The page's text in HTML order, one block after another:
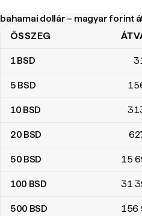
bahamai dollár – magyar forint
bahamai dollár – magyar forint
ÖSSZEG
1BSD
5 BSD
10 BSD
20 BSD
50 BSD 15
100 BSD 31
500 BSD 156